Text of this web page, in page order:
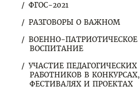
ФГОС-2021
РАЗГОВОРЫ О ВАЖНОМ
ВОЕННО-ПАТРИОТИЧЕСКОЕ
ВОСПИТАНИЕ
УЧАСТИЕ ПЕДАГОГИЧЕСКИХ
РАБОТНИКОВ В КОНКУРСАХ,
ФЕСТИВАЛЯХ И ПРОЕКТАХ